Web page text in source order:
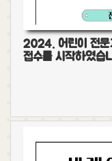
2024. 어린이 전문
접수를 시작하였습